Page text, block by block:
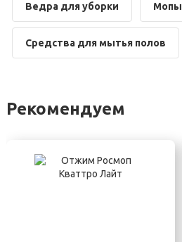
Ведра для уборки Мопы
Средства для мытья полов
Рекомендуем